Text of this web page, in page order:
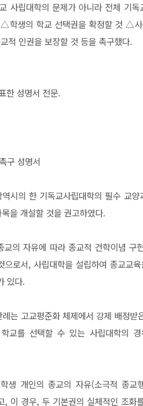
사립대학의 문제가 아니라 전체 기독
학생의 학교 선택권을 확정할 것 △
적 인권을 보장할 것 등을 촉구했다.
한 성명서 전문.
구 성명서
시의 한 기독교사립대학의 필수 교양
을 개설할 것을 권고하였다.
교의 자유에 따라 종교적 건학이념 구
으로서, 사립대학을 설립하여 종교교
있다.
는 고교평준화 체제에서 강제 배정받
교를 선택할 수 있는 사립대학의 경
생 개인의 종교의 자유(소극적 종교
, 이 경우, 두 기본권의 실체적인 조화